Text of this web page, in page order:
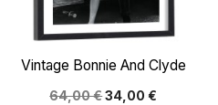
Vintage Bonnie And Clyde
64,00 €34,00 €